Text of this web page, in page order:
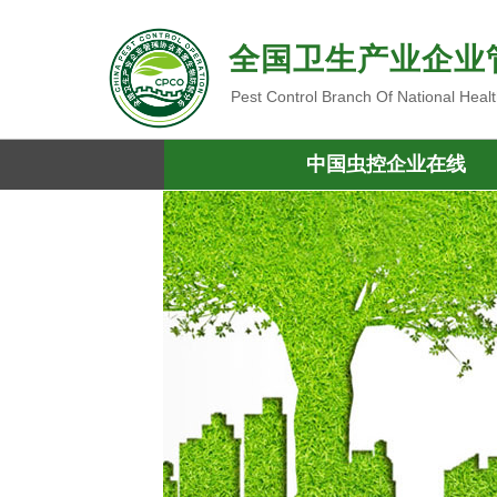
全国卫生产业企
Pest Control Branch Of National
中国虫控企业在线